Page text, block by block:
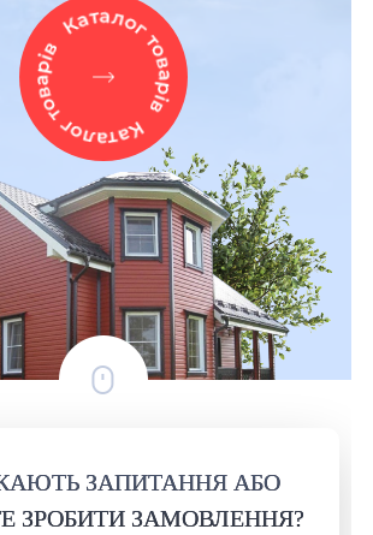
ЗАПИТАННЯ АБО
ЗРОБИТИ ЗАМОВЛЕННЯ?